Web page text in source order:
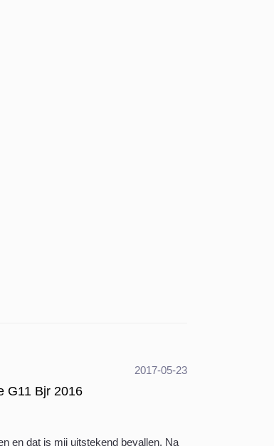
2017-05-23
G11 Bjr 2016
en dat is mij uitstekend bevallen. Na